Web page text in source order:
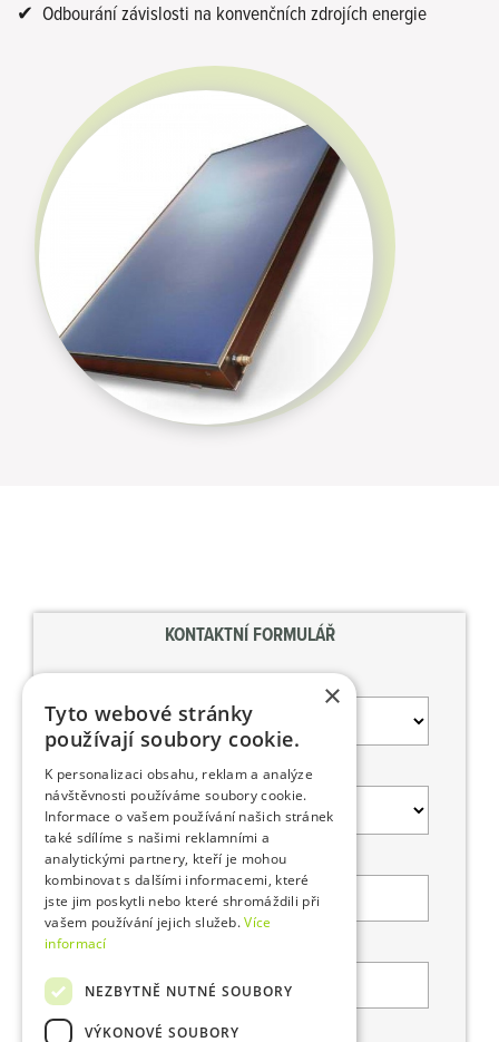
✔ Odbourání závislosti na konvenčních zdrojích energie
KONTAKTNÍ FORMULÁŘ
Prosím, vyberte produkt, o který máte zájem
Jméno*
Příjmení*
×
Tyto webové stránky
používají soubory cookie.
K personalizaci obsahu, reklam a analýze
návštěvnosti používáme soubory cookie.
Informace o vašem používání našich stránek
také sdílíme s našimi reklamními a
analytickými partnery, kteří je mohou
kombinovat s dalšími informacemi, které
jste jim poskytli nebo které shromáždili při
vašem používání jejich služeb.Více
informací
NEZBYTNĚ NUTNÉ SOUBORY
VÝKONOVÉ SOUBORY